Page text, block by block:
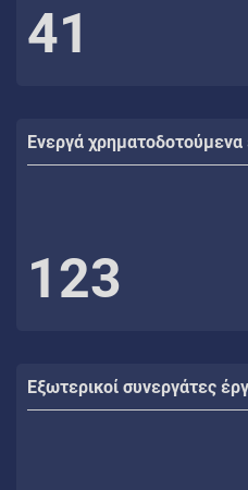
41
Ενεργά
123
Εξωτερικοί συνεργάτες